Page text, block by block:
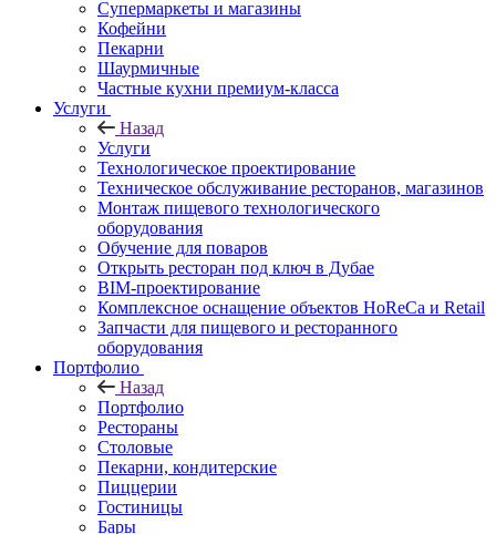
Супермаркеты и магазины
Кофейни
Пекарни
Шаурмичные
Частные кухни премиум-класса
Услуги
Назад
Услуги
Технологическое проектирование
Техническое обслуживание ресторанов, магазинов
Монтаж пищевого технологического
оборудования
Обучение для поваров
Открыть ресторан под ключ в Дубае
BIM-проектирование
Комплексное оснащение объектов HoReCa и Retail
Запчасти для пищевого и ресторанного
оборудования
Портфолио
Назад
Портфолио
Рестораны
Столовые
Пекарни, кондитерские
Пиццерии
Гостиницы
Бары